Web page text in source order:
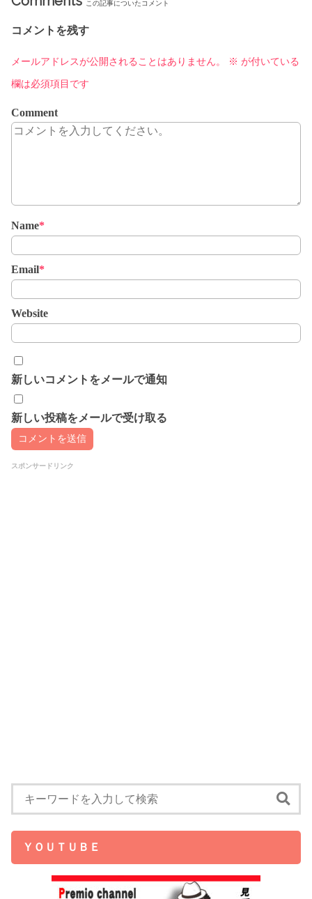
この記事についたコメント
コメントを残す
メールアドレスが公開されることはありません。 ※ が付いている
欄は必須項目です
Comment
Name*
Email*
Website
新しいコメントをメールで通知
新しい投稿をメールで受け取る
スポンサードリンク
ＹＯＵＴＵＢＥ